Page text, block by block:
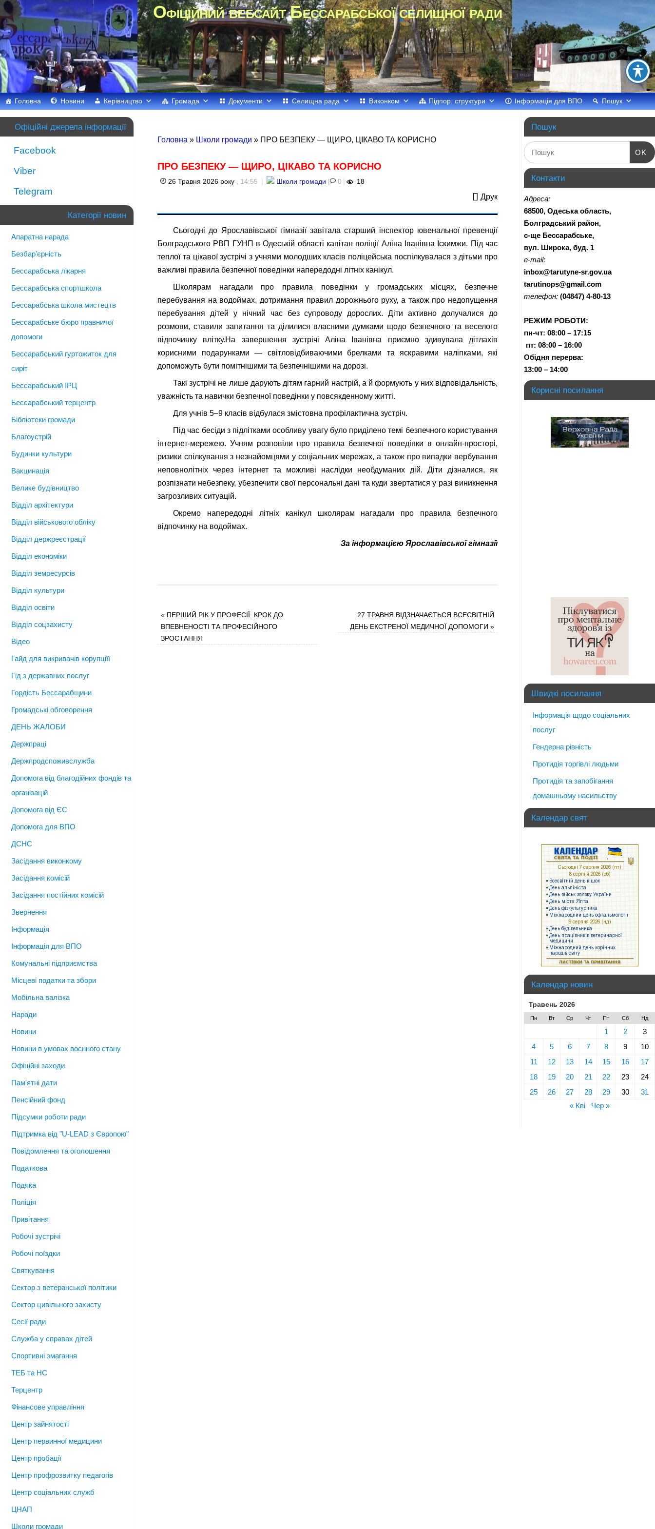
Офіційний вебсайт Бессарабської селищної ради
Головна Новини Керівництво Громада Документи Селищна рада Виконком Підпор. структури Інформація для ВПО Пошук
Головна » Школи громади » ПРО БЕЗПЕКУ — ЩИРО, ЦІКАВО ТА КОРИСНО
ПРО БЕЗПЕКУ — ЩИРО, ЦІКАВО ТА КОРИСНО
26 Травня 2026 року , 14:55 | Школи громади | 0 | 18
Друк
Сьогодні до Ярославівської гімназії завітала старший інспектор ювенальної превенції
Болградського РВП ГУНП в Одеській області капітан поліції Аліна Іванівна Іскимжи. Під час
теплої та цікавої зустрічі з учнями молодших класів поліцейська поспілкувалася з дітьми про
важливі правила безпечної поведінки напередодні літніх канікул.
Школярам нагадали про правила поведінки у громадських місцях, безпечне
перебування на водоймах, дотримання правил дорожнього руху, а також про недопущення
перебування дітей у нічний час без супроводу дорослих. Діти активно долучалися до
розмови, ставили запитання та ділилися власними думками щодо безпечного та веселого
відпочинку влітку.На завершення зустрічі Аліна Іванівна приємно здивувала дітлахів
корисними подарунками — світловідбиваючими брелками та яскравими наліпками, які
допоможуть бути помітнішими та безпечнішими на дорозі.
Такі зустрічі не лише дарують дітям гарний настрій, а й формують у них відповідальність,
уважність та навички безпечної поведінки у повсякденному житті.
Для учнів 5–9 класів відбулася змістовна профілактична зустріч.
Під час бесіди з підлітками особливу увагу було приділено темі безпечного користування
інтернет-мережею. Учням розповіли про правила безпечної поведінки в онлайн-просторі,
ризики спілкування з незнайомцями у соціальних мережах, а також про випадки вербування
неповнолітніх через інтернет та можливі наслідки необдуманих дій. Діти дізналися, як
розпізнати небезпеку, убезпечити свої персональні дані та куди звертатися у разі виникнення
загрозливих ситуацій.
Окремо напередодні літніх канікул школярам нагадали про правила безпечного
відпочинку на водоймах.
За інформацією Ярославівської гімназії
« ПЕРШИЙ РІК У ПРОФЕСІЇ: КРОК ДО
ВПЕВНЕНОСТІ ТА ПРОФЕСІЙНОГО
ЗРОСТАННЯ
27 ТРАВНЯ ВІДЗНАЧАЄТЬСЯ ВСЕСВІТНІЙ
ДЕНЬ ЕКСТРЕНОЇ МЕДИЧНОЇ ДОПОМОГИ»
Офіційні джерела інформації
Facebook
Viber
Telegram
Категорії новин
Апаратна нарада
Безбар'єрність
Бессарабська лікарня
Бессарабська спортшкола
Бессарабська школа мистецтв
Бессарабське бюро правничої
допомоги
Бессарабський гуртожиток для
сиріт
Бессарабський ІРЦ
Бессарабський терцентр
Бібліотеки громади
Благоустрій
Будинки культури
Вакцинація
Велике будівництво
Відділ архітектури
Відділ військового обліку
Відділ держреєстрації
Відділ економіки
Відділ земресурсів
Відділ культури
Відділ освіти
Відділ соцзахисту
Відео
Гайд для викривачів корупціїї
Гід з державних послуг
Гордість Бессарабщини
Громадські обговорення
ДЕНЬ ЖАЛОБИ
Держпраці
Держпродспоживслужба
Допомога від благодійних фондів та
організацій
Допомога від ЄС
Допомога для ВПО
ДСНС
Засідання виконкому
Засідання комісій
Засідання постійних комісій
Звернення
Інформація
Інформація для ВПО
Комунальні підприємства
Місцеві податки та збори
Мобільна валізка
Наради
Новини
Новини в умовах воєнного стану
Офіційні заходи
Пам'ятні дати
Пенсійний фонд
Підсумки роботи ради
Підтримка від "U-LEAD з Європою"
Повідомлення та оголошення
Податкова
Подяка
Поліція
Привітання
Робочі зустрічі
Робочі поїздки
Святкування
Сектор з ветеранської політики
Сектор цивільного захисту
Сесії ради
Служба у справах дітей
Спортивні змагання
ТЕБ та НС
Терцентр
Фінансове управління
Центр зайнятості
Центр первинної медицини
Центр пробації
Центр профрозвитку педагогів
Центр соціальних служб
ЦНАП
Школи громади
Пошук
OK
Контакти
Адреса:
68500, Одеська область,
Болградський район,
с-ще Бессарабське,
вул. Широка, буд. 1
e-mail:
inbox@tarutyne-sr.gov.ua
tarutinops@gmail.com
телефон: (04847) 4-80-13
РЕЖИМ РОБОТИ:
пн-чт: 08:00 – 17:15
пт: 08:00 – 16:00
Обідня перерва:
13:00 – 14:00
Корисні посилання
Швидкі посилання
Інформація щодо соціальних
послуг
Гендерна рівність
Протидія торгівлі людьми
Протидія та запобігання
домашньому насильству
Календар свят
Календар новин
Травень 2026
Пн Вт Ср Чт Пт Сб Нд
1 2
3
4
5 6 7 8 9
10
11
12 13 14 15 16
17
18
19 20 21 22 23
24
25
26 27 28 29 30
31
« Кві
Чер »